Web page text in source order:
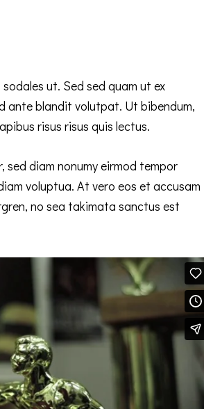
ut. Sed sed quam ut ex
ante blandit volutpat. Ut bibendum,
risus risus quis lectus.
diam nonumy eirmod tempor
voluptua. At vero eos et accusam
no sea takimata sanctus est